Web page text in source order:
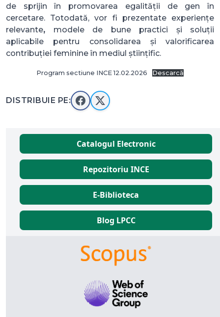
de sprijin în promovarea egalității de gen în
cercetare. Totodată, vor fi prezentate experiențe
relevante, modele de bune practici
și soluții
aplicabile pentru consolidarea și valorificarea
contribuției feminine în mediul științific.
Program sectiune INCE 12.02.2026 Descarcă
DISTRIBUIE PE:
Catalogul Electronic
Repozitoriu INCE
E-Biblioteca
Blog LPCC